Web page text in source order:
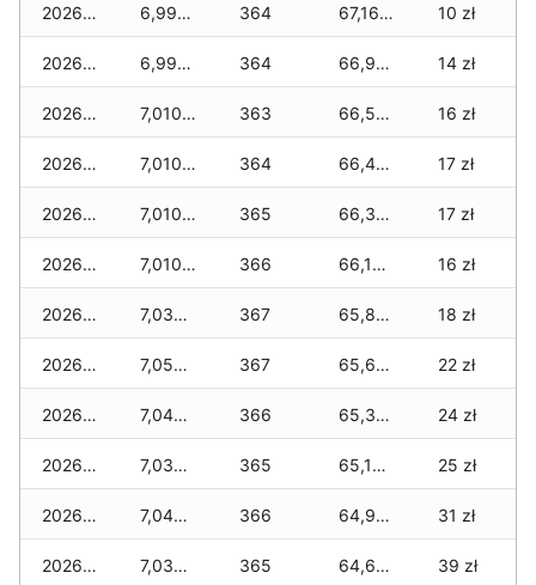
2026-06-10 6,990 zł 364 67,160 zł 10 zł
2026-06-09 6,990 zł 364 66,930 zł 14 zł
2026-06-07 7,010 zł 363 66,520 zł 16 zł
2026-06-06 7,010 zł 364 66,460 zł 17 zł
2026-06-05 7,010 zł 365 66,370 zł 17 zł
2026-06-04 7,010 zł 366 66,180 zł 16 zł
2026-06-03 7,030 zł 367 65,890 zł 18 zł
2026-06-02 7,050 zł 367 65,680 zł 22 zł
2026-06-01 7,040 zł 366 65,350 zł 24 zł
2026-05-31 7,030 zł 365 65,170 zł 25 zł
2026-05-30 7,040 zł 366 64,990 zł 31 zł
2026-05-29 7,030 zł 365 64,610 zł 39 zł